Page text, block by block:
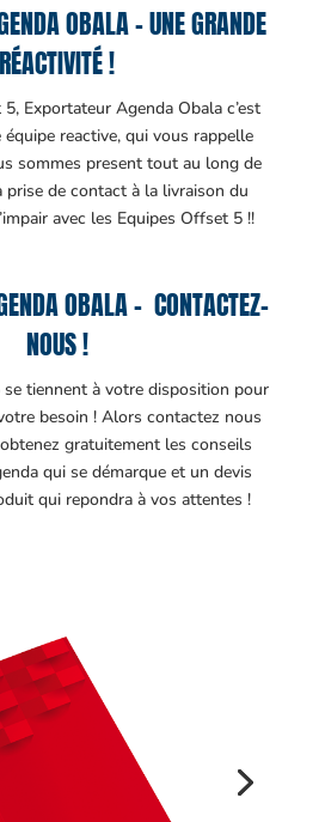
OBALA – UNE GRANDE
RÉACTIVITÉ !
Exportateur Agenda Obala c’est
équipe reactive, qui vous rappelle
sommes present tout au long de
prise de contact à la livraison du
avec les Equipes Offset 5 !!
OBALA – CONTACTEZ-
NOUS !
tiennent à votre disposition pour
besoin ! Alors contactez nous
gratuitement les conseils
qui se démarque et un devis
qui repondra à vos attentes !